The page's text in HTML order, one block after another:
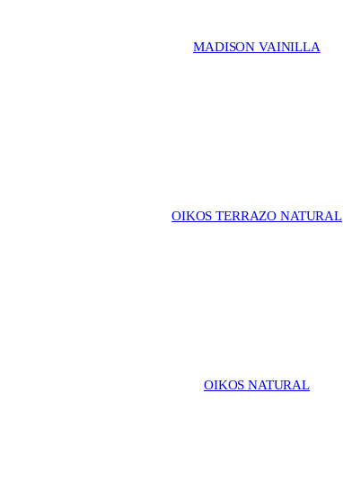
MADISON VAINILLA
OIKOS TERRAZO NATURAL
OIKOS NATURAL